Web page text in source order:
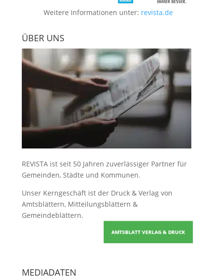
Weitere Informationen unter: revista.de
ÜBER UNS
REVISTA ist seit 50 Jahren zuverlässiger Partner für
Gemeinden, Städte und Kommunen.
Unser Kerngeschäft ist der Druck & Verlag von
Amtsblättern, Mitteilungsblättern &
Gemeindeblättern.
AMTSBLATT VERLAG & DRUCK
MEDIADATEN